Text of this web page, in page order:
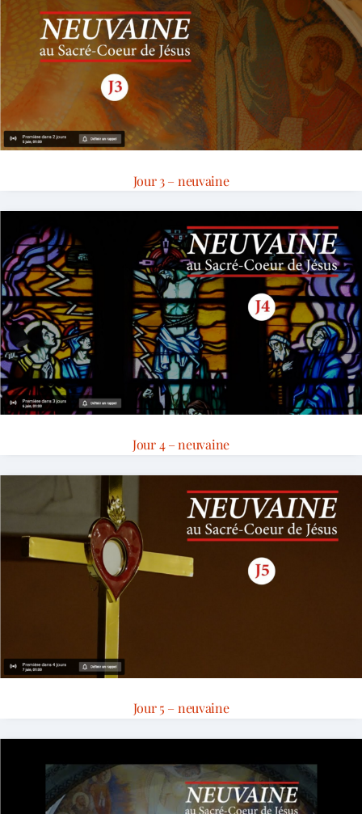
Jour 3 – neuvaine
Jour 4 – neuvaine
Jour 5 – neuvaine